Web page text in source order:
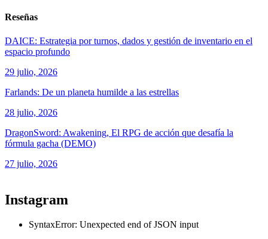
Reseñas
DAICE: Estrategia por turnos, dados y gestión de inventario en el
espacio profundo
29 julio, 2026
Farlands: De un planeta humilde a las estrellas
28 julio, 2026
DragonSword: Awakening, El RPG de acción que desafía la
fórmula gacha (DEMO)
27 julio, 2026
Instagram
SyntaxError: Unexpected end of JSON input